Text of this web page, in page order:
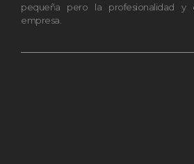
pequeña pero la profesionalidad y
empresa.